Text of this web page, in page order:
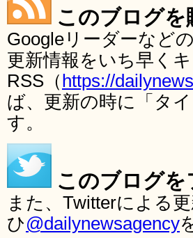
このブログを
Googleリーダーなど
更新情報をいち早く
RSS（ https://
ば、更新の時に「タ
す。
このブログ
また、Twitterによる
ひ@dailynewsagency